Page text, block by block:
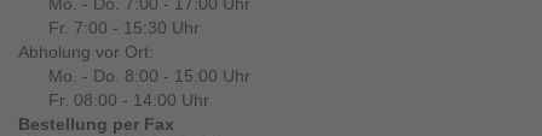
Fr. 7:00 - 15:30 Uhr
Abholung vor Ort:
Mo. - Do. 8:00 - 15:00 Uhr
Fr. 08:00 - 14:00 Uhr
Bestellung per Fax